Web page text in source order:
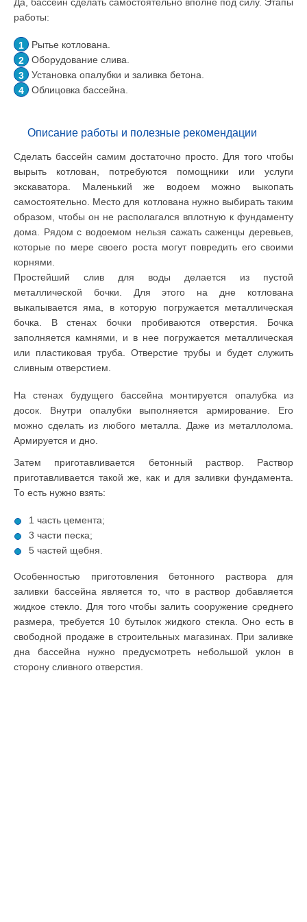
работы:
Рытье котлована.
Оборудование слива.
Установка опалубки и заливка бетона.
Облицовка бассейна.
Описание работы и полезные рекомендации
Сделать бассейн самим достаточно просто. Для того чтобы
вырыть котлован, потребуются помощники или услуги
экскаватора. Маленький же водоем можно выкопать
самостоятельно. Место для котлована нужно выбирать таким
образом, чтобы он не располагался вплотную к фундаменту
дома. Рядом с водоемом нельзя сажать саженцы деревьев,
которые по мере своего роста могут повредить его своими
корнями.
Простейший слив для воды делается из пустой
металлической бочки. Для этого на дне котлована
выкапывается яма, в которую погружается металлическая
бочка. В стенах бочки пробиваются отверстия. Бочка
заполняется камнями, и в нее погружается металлическая
или пластиковая труба. Отверстие трубы и будет служить
сливным отверстием.
На стенах будущего бассейна монтируется опалубка из
досок. Внутри опалубки выполняется армирование. Его
можно сделать из любого металла. Даже из металлолома.
Армируется и дно.
Затем приготавливается бетонный раствор. Раствор
приготавливается такой же, как и для заливки фундамента.
То есть нужно взять:
1 часть цемента;
3 части песка;
5 частей щебня.
Особенностью приготовления бетонного раствора для
заливки бассейна является то, что в раствор добавляется
жидкое стекло. Для того чтобы залить сооружение среднего
размера, требуется 10 бутылок жидкого стекла. Оно есть в
свободной продаже в строительных магазинах. При заливке
дна бассейна нужно предусмотреть небольшой уклон в
сторону сливного отверстия.